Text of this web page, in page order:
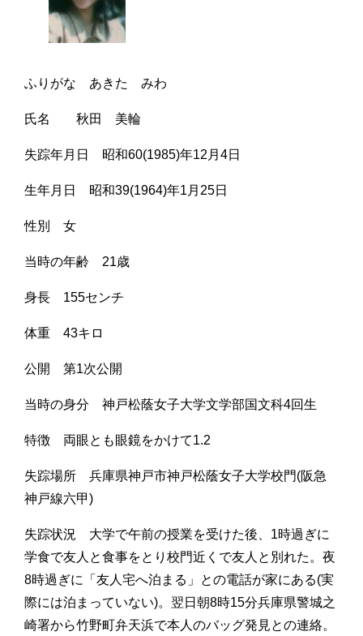
ふりがな あきた みわ
氏名 秋田 美輪
失踪年月日 昭和60(1985)年12月4日
生年月日 昭和39(1964)年1月25日
性別 女
当時の年齢 21歳
身長 155センチ
体重 43キロ
公開 第1次公開
当時の身分 神戸松蔭女子大学文学部国文科4回生
特徴 両眼とも眼鏡をかけて1.2
失踪場所 兵庫県神戸市神戸松蔭女子大学校門(阪急
神戸線六甲)
失踪状況 大学で午前の授業を受けた後、1時過ぎに
学食で友人と食事をとり校門近くで友人と別れた。夜
8時過ぎに「友人宅へ泊まる」との電話が家にある(実
際には泊まっていない)。翌日朝8時15分兵庫県警城之
崎署から竹野町弁天浜で本人のバッグ発見との連絡。